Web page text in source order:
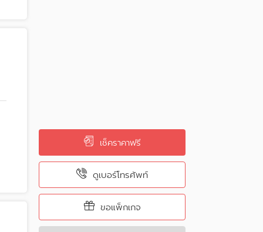
เช็คราคาฟรี
ดูเบอร์โทรศัพท์
ขอแพ็กเกจ